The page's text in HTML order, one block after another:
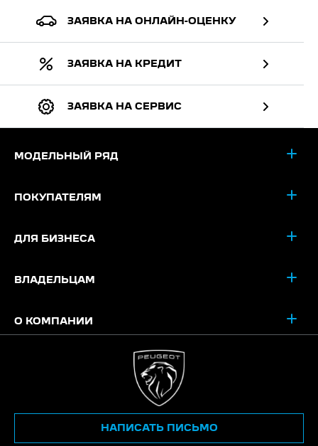
ЗАЯВКА НА ОНЛАЙН-ОЦЕНКУ
ЗАЯВКА НА КРЕДИТ
ЗАЯВКА НА СЕРВИС
МОДЕЛЬНЫЙ РЯД
ПОКУПАТЕЛЯМ
ДЛЯ БИЗНЕСА
ВЛАДЕЛЬЦАМ
О КОМПАНИИ
НАПИСАТЬ ПИСЬМО